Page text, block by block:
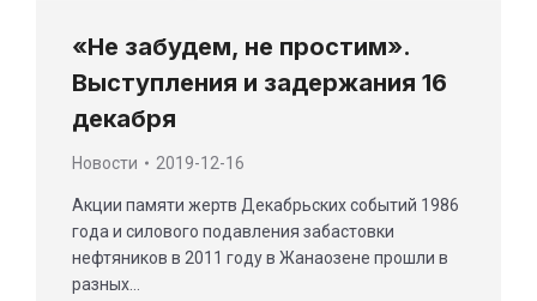
«Не забудем, не простим».
Выступления и задержания 16
декабря
Новости 2019-12-16
Акции памяти жертв Декабрьских событий 1986
года и силового подавления забастовки
нефтяников в 2011 году в Жанаозене прошли в
разных…